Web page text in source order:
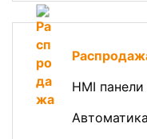
HMI панели